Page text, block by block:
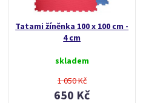
Tatami žíněnka 100 x 100 cm -
4 cm
skladem
1 050 Kč
650 Kč